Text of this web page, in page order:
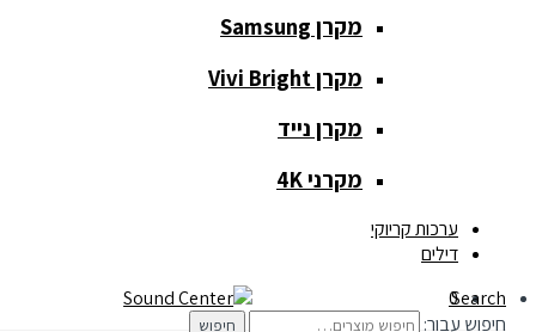
כלי נשיפה
קלידים
תופים
תאורה ואפקטים
מקרן Samsung
מקרן Vivi Bright
מקרן נייד
מקרני 4K
ערכות קריוקי
דילים
Search
חיפוש עבור:
חיפוש
0